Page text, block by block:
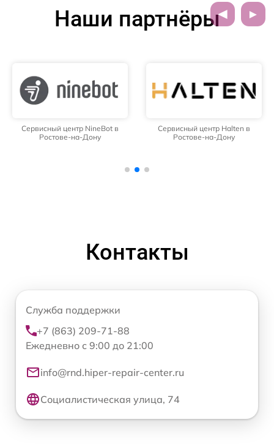
Наши партнёры
Сервисный центр NineBot в
Ростове-на-Дону
Сервисный центр Halten в
Ростове-на-Дону
Контакты
Служба поддержки
+7 (863) 209-71-88
Ежедневно с 9:00 до 21:00
info@rnd.hiper-repair-center.ru
Социалистическая улица, 74